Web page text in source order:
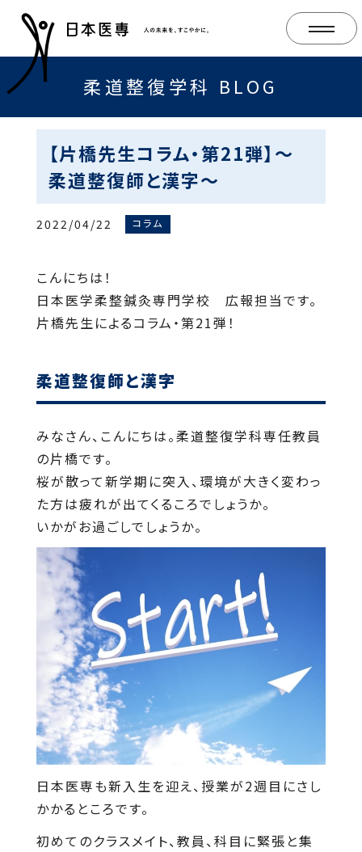
柔道整復学科 BLOG
【片橋先生コラム・第21弾】～
柔道整復師と漢字～
2022/04/22 コラム
こんにちは！
日本医学柔整鍼灸専門学校 広報担当です。
片橋先生によるコラム・第21弾！
柔道整復師と漢字
みなさん、こんにちは。柔道整復学科専任教員
の片橋です。
桜が散って新学期に突入、環境が大きく変わっ
た方は疲れが出てくるころでしょうか。
いかがお過ごしでしょうか。
日本医専も新入生を迎え、授業が2週目にさし
かかるところです。
初めてのクラスメイト、教員、科目に緊張と集